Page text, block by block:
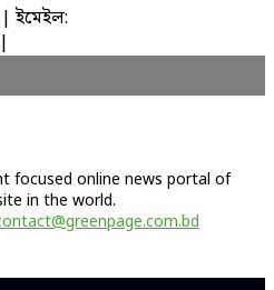
ইমেইল:
focused online news portal of
in the world.